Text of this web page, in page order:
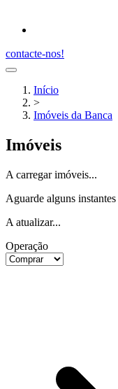
contacte-nos!
Início
>
Imóveis da Banca
Imóveis
A carregar imóveis...
Aguarde alguns instantes
A atualizar...
Operação